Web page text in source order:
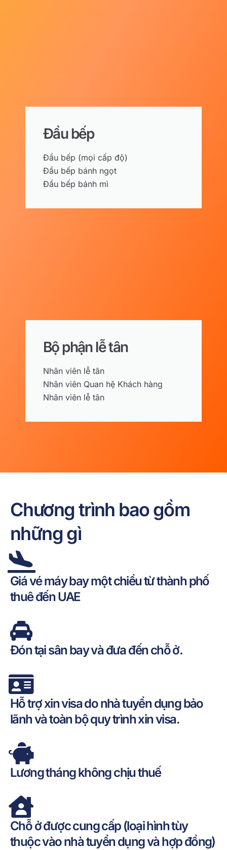
Đầu bếp
Đầu bếp (mọi cấp độ)
Đầu bếp bánh ngọt
Đầu bếp bánh mì
Bộ phận lễ tân
Nhân viên lễ tân
Nhân viên Quan hệ Khách hàng
Nhân viên lễ tân
Chương trình bao gồm
những gì
Giá vé máy bay một chiều từ thành phố
thuê đến UAE
Đón tại sân bay và đưa đến chỗ ở.
Hỗ trợ xin visa do nhà tuyển dụng bảo
lãnh và toàn bộ quy trình xin visa.
Lương tháng không chịu thuế
Chỗ ở được cung cấp (loại hình tùy
thuộc vào nhà tuyển dụng và hợp đồng)